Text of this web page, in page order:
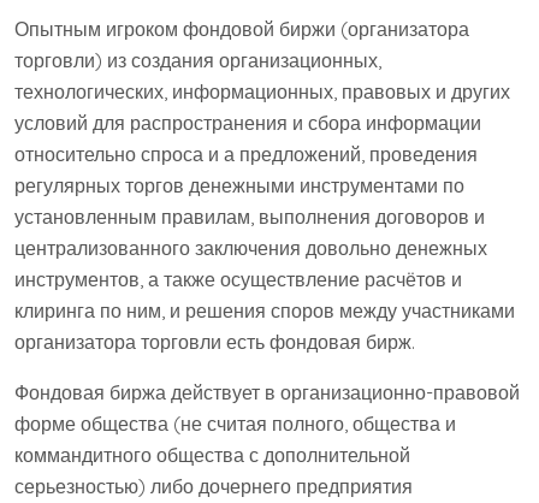
Опытным игроком фондовой биржи (организатора
торговли) из создания организационных,
технологических, информационных, правовых и других
условий для распространения и сбора информации
относительно спроса и а предложений, проведения
регулярных торгов денежными инструментами по
установленным правилам, выполнения договоров и
централизованного заключения довольно денежных
инструментов, а также осуществление расчётов и
клиринга по ним, и решения споров между участниками
организатора торговли есть фондовая бирж.
Фондовая биржа действует в организационно-правовой
форме общества (не считая полного, общества и
коммандитного общества с дополнительной
серьезностью) либо дочернего предприятия